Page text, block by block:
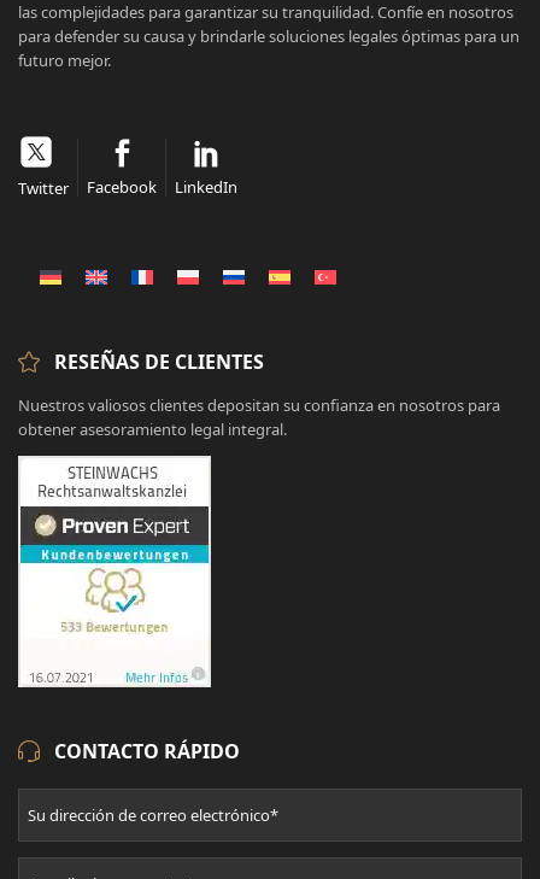
las complejidades para garantizar su tranquilidad. Confíe en nosotros
para defender su causa y brindarle soluciones legales óptimas para un
futuro mejor.
Twitter Facebook LinkedIn
RESEÑAS DE CLIENTES
Nuestros valiosos clientes depositan su confianza en nosotros para
obtener asesoramiento legal integral.
CONTACTO RÁPIDO